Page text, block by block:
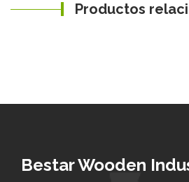
Productos
Bestar Wooden